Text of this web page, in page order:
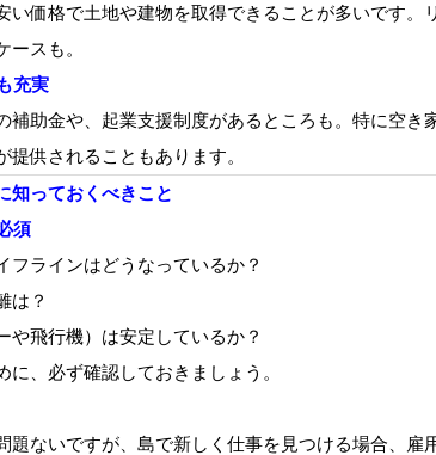
い価格で土地や建物を取得できることが多いです。
ースも。
充実
補助金や、起業支援制度があるところも。特に空き
供されることもあります。
知っておくべきこと
須
フラインはどうなっているか？
は？
や飛行機）は安定しているか？
、必ず確認しておきましょう。
題ないですが、島で新しく仕事を見つける場合、雇